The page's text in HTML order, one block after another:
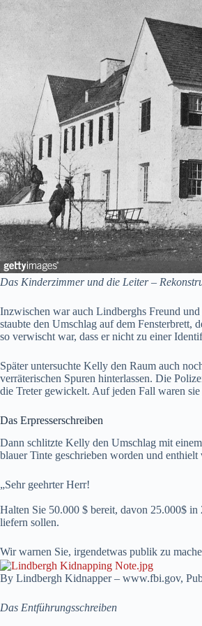
Das Kinderzimmer und die Leiter –
Inzwischen war auch Lindberghs Freund
staubte den Umschlag auf dem
so verwischt war, dass er nicht zu einer
Später untersuchte Kelly den Raum auch
verräterischen Spuren hinterlassen. Die
die Treter gewickelt. Auf jeden Fall waren
Das Erpresserschreiben
Dann schlitzte Kelly den Umschlag mit
blauer Tinte geschrieben worden und
„Sehr geehrter Herr!
Halten Sie 50.000 $ bereit, davon 25.000$
liefern sollen.
Wir warnen Sie, irgendetwas publik zu
By Lindbergh Kidnapper – www.fbi.gov,
Das Entführungsschreiben